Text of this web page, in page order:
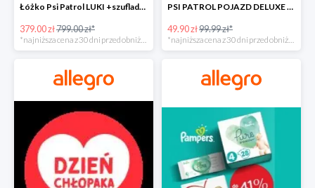
Łóżko Psi Patrol LUKI +szuflada+materac+grafika -52%
379.00 zł799.00 zł*
PSI PATROL POJAZD DELUXE FIGURKA MARSHALL MIGHTY -50%
49.90 zł99.99 zł*